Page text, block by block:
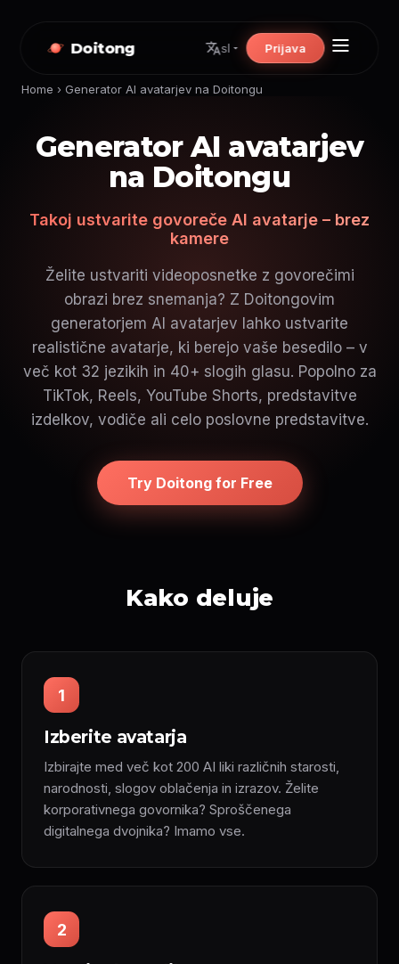
Doitong sl Prijava
Home › Generator AI avatarjev na Doitongu
Generator AI avatarjev
na Doitongu
Takoj ustvarite govoreče AI avatarje – brez
kamere
Želite ustvariti videoposnetke z govorečimi
obrazi brez snemanja? Z Doitongovim
generatorjem AI avatarjev lahko ustvarite
realistične avatarje, ki berejo vaše besedilo – v
več kot 32 jezikih in 40+ slogih glasu. Popolno za
TikTok, Reels, YouTube Shorts, predstavitve
izdelkov, vodiče ali celo poslovne predstavitve.
Try Doitong for Free
Kako deluje
1
Izberite avatarja
Izbirajte med več kot 200 AI liki različnih starosti,
narodnosti, slogov oblačenja in izrazov. Želite
korporativnega govornika? Sproščenega
digitalnega dvojnika? Imamo vse.
2